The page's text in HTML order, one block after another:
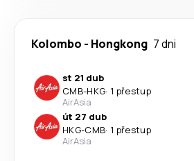
Kolombo - Hongkong 7 dni
st 21 dub
CMB-HKG· 1 přestup
AirAsia
út 27 dub
HKG-CMB· 1 přestup
AirAsia